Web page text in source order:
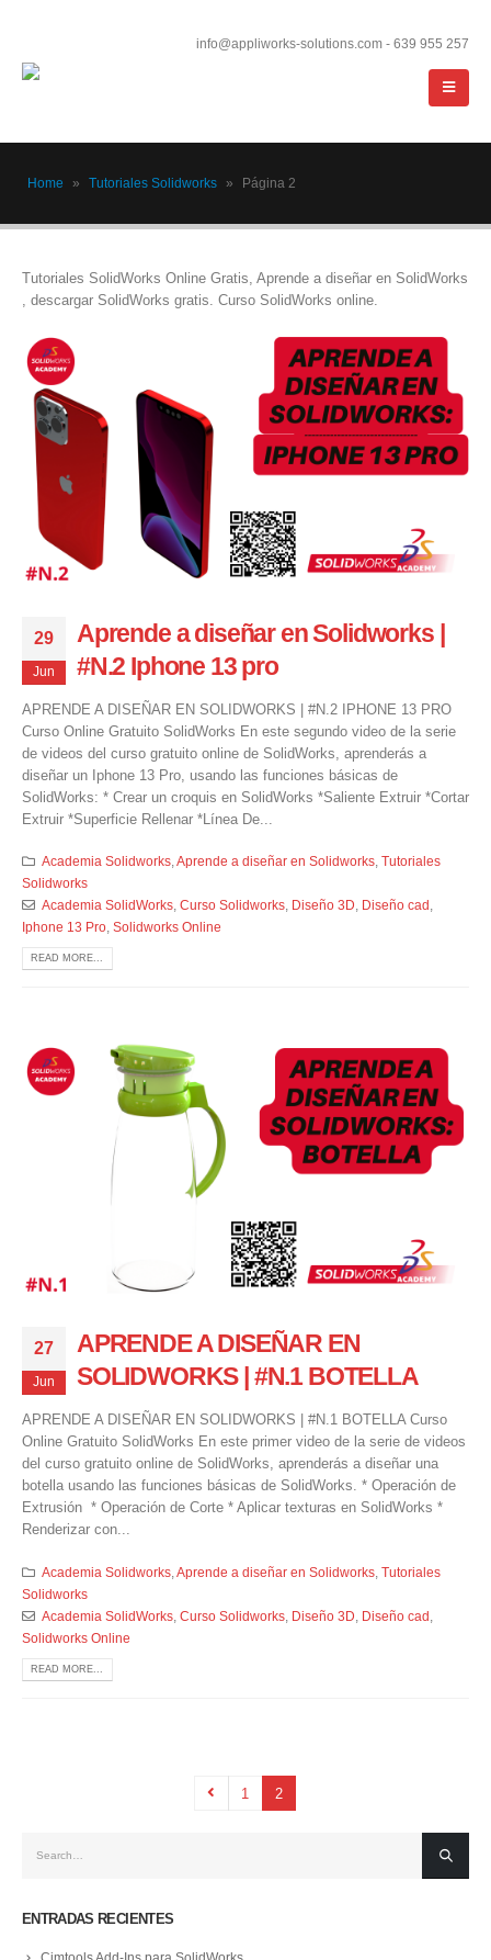
info@appliworks-solutions.com - 639 955 257
Home » Tutoriales Solidworks » Página 2
Tutoriales SolidWorks Online Gratis, Aprende a diseñar en SolidWorks
, descargar SolidWorks gratis. Curso SolidWorks online.
29
Jun
Aprende a diseñar en Solidworks |
#N.2 Iphone 13 pro
APRENDE A DISEÑAR EN SOLIDWORKS | #N.2 IPHONE 13 PRO
Curso Online Gratuito SolidWorks En este segundo video de la serie
de videos del curso gratuito online de SolidWorks, aprenderás a
diseñar un Iphone 13 Pro, usando las funciones básicas de
SolidWorks: * Crear un croquis en SolidWorks *Saliente Extruir *Cortar
Extruir *Superficie Rellenar *Línea De...
Academia Solidworks, Aprende a diseñar en Solidworks, Tutoriales
Solidworks
Academia SolidWorks, Curso Solidworks, Diseño 3D Diseño cad
Iphone 13 Pro Solidworks Online
READ MORE...
27
Jun
APRENDE A DISEÑAR EN
SOLIDWORKS | #N.1 BOTELLA
APRENDE A DISEÑAR EN SOLIDWORKS | #N.1 BOTELLA Curso
Online Gratuito SolidWorks En este primer video de la serie de videos
del curso gratuito online de SolidWorks, aprenderás a diseñar una
botella usando las funciones básicas de SolidWorks. * Operación de
Extrusión * Operación de Corte * Aplicar texturas en SolidWorks *
Renderizar con...
Academia Solidworks, Aprende a diseñar en Solidworks, Tutoriales
Solidworks
Academia SolidWorks, Curso Solidworks, Diseño 3D Diseño cad
Solidworks Online
READ MORE...
1 2
ENTRADAS RECIENTES